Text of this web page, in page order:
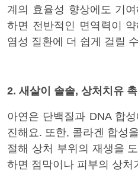
계의 효율성 향상에도 기
하면 전반적인 면역력이
염성 질환에 더 쉽게 걸릴
2. 새살이 솔솔, 상처치유
아연은 단백질과 DNA 합
진해요. 또한, 콜라겐 합성
절해 상처 부위의 재생을
하면 점막이나 피부의 상처